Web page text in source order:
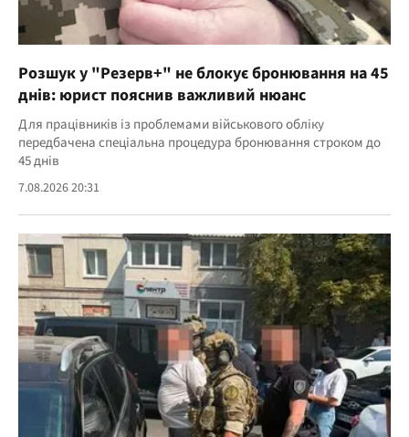
Розшук у "Резерв+" не блокує бронювання на 45
днів: юрист пояснив важливий нюанс
Для працівників із проблемами військового обліку
передбачена спеціальна процедура бронювання строком до
45 днів
7.08.2026 20:31